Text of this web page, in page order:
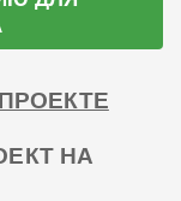
НА